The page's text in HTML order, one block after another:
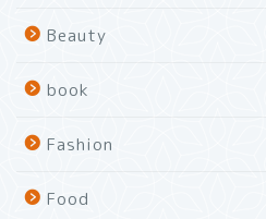
Beauty
book
Fashion
Food